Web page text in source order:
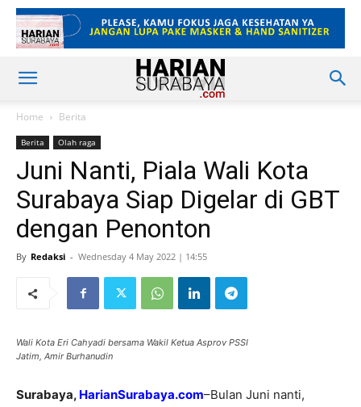
Home Berita
Berita Olah raga
Juni Nanti, Piala Wali Kota
Surabaya Siap Digelar di GBT
dengan Penonton
By Redaksi - Wednesday 4 May 2022 | 14:55
Wali Kota Eri Cahyadi bersama Wakil Ketua Asprov PSSI
Jatim, Amir Burhanudin
Surabaya, HarianSurabaya.com–Bulan Juni nanti,